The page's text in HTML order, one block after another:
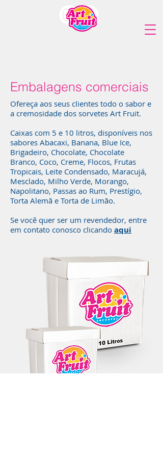
Embalagens comerciais
Ofereça aos seus clientes todo o sabor e
a cremosidade dos sorvetes Art Fruit.
Caixas com 5 e 10 litros, disponíveis nos
sabores Abacaxi, Banana, Blue Ice,
Brigadeiro, Chocolate, Chocolate
Branco, Coco, Creme, Flocos, Frutas
Tropicais, Leite Condensado, Maracujá,
Mesclado, Milho Verde, Morango,
Napolitano, Passas ao Rum, Prestígio,
Torta Alemã e Torta de Limão.
Se você quer ser um revendedor, entre
em contato conosco clicando aqui